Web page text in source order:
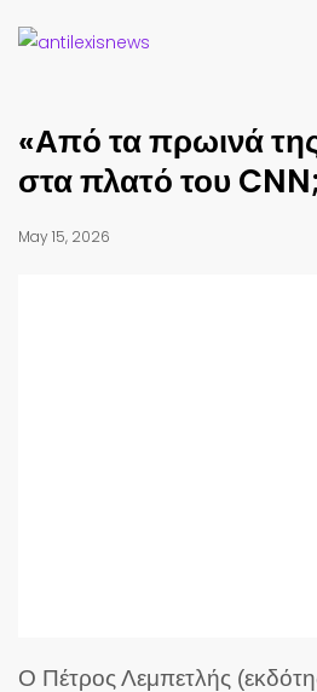
«Από τα πρωινά
στα πλατό του
May 15, 2026
O Πέτρος Λεμπετλής